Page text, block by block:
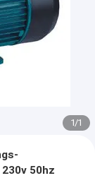
1/1
50hz